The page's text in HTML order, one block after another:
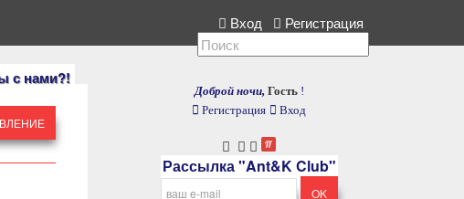
с нами?!
коллекция, расскажите нам. Вход Регистрация
Доброй ночи, Гость !
Регистрация
Вход
Рассылка "Ant&K Club"